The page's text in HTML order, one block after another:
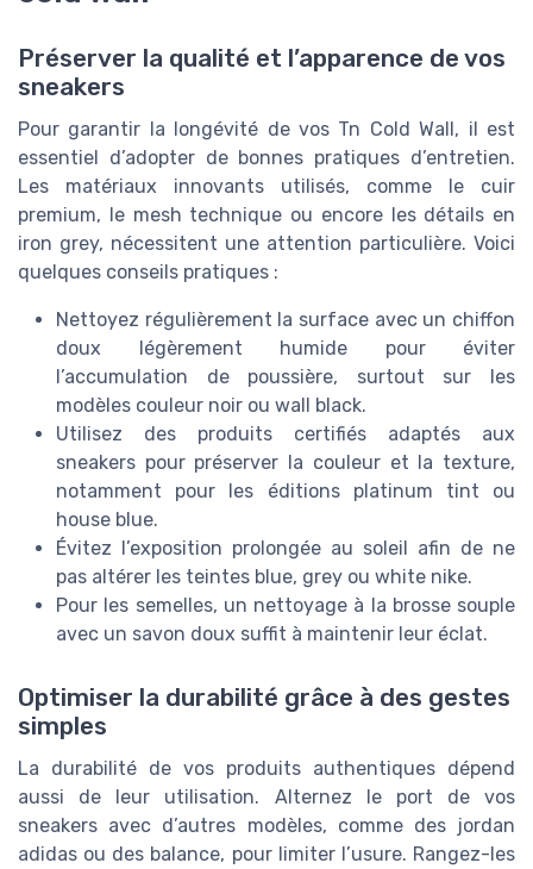
Préserver la qualité et l’apparence de vos
sneakers
Pour garantir la longévité de vos Tn Cold Wall, il est
essentiel d’adopter de bonnes pratiques d’entretien.
Les matériaux innovants utilisés, comme le cuir
premium, le mesh technique ou encore les détails en
iron grey, nécessitent une attention particulière. Voici
quelques conseils pratiques :
Nettoyez régulièrement la surface avec un chiffon
doux légèrement humide pour éviter
l’accumulation de poussière, surtout sur les
modèles couleur noir ou wall black.
Utilisez des produits certifiés adaptés aux
sneakers pour préserver la couleur et la texture,
notamment pour les éditions platinum tint ou
house blue.
Évitez l’exposition prolongée au soleil afin de ne
pas altérer les teintes blue, grey ou white nike.
Pour les semelles, un nettoyage à la brosse souple
avec un savon doux suffit à maintenir leur éclat.
Optimiser la durabilité grâce à des gestes
simples
La durabilité de vos produits authentiques dépend
aussi de leur utilisation. Alternez le port de vos
sneakers avec d’autres modèles, comme des jordan
adidas ou des balance, pour limiter l’usure. Rangez-les